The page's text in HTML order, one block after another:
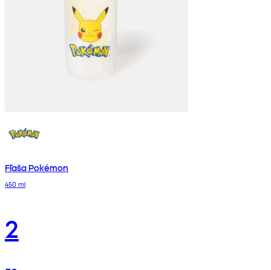
Fľaša Pokémon
450 ml
2